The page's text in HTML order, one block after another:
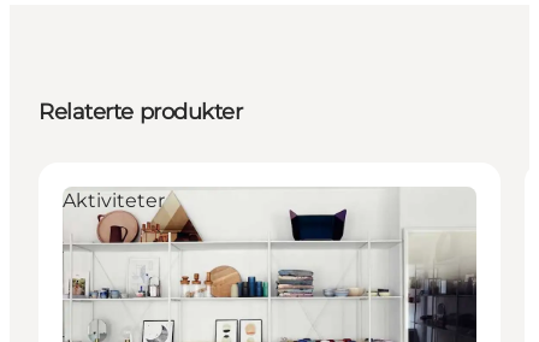
Relaterte produkter
Aktiviteter